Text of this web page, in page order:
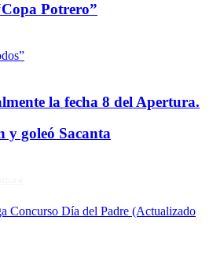
Potrero”
la fecha 8 del Apertura.
y goleó Sacanta